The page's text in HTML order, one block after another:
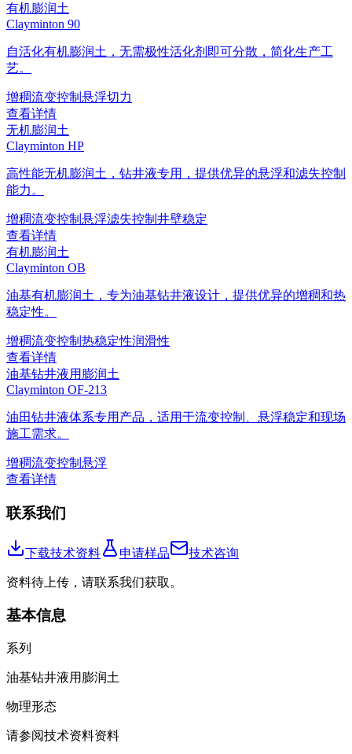
有机膨润土
Clayminton 90
自活化有机膨润土，无需极性活化剂即可分散，简化生产工
艺。
增稠流变控制 悬浮切力
查看详情
无机膨润土
Clayminton HP
高性能无机膨润土，钻井液专用，提供优异的悬浮和滤失控制
能力。
增稠流变控制 悬浮滤失控制 井壁稳定
查看详情
有机膨润土
Clayminton OB
油基有机膨润土，专为油基钻井液设计，提供优异的增稠和热
稳定性。
增稠流变控制 热稳定性润滑性
查看详情
油基钻井液用膨润土
Clayminton OF-213
油田钻井液体系专用产品，适用于流变控制、悬浮稳定和现场
施工需求。
增稠流变控制 悬浮
查看详情
联系我们
下载技术资料 申请样品 技术咨询
资料待上传，请联系我们获取。
基本信息
系列
油基钻井液用膨润土
物理形态
请参阅技术资料资料